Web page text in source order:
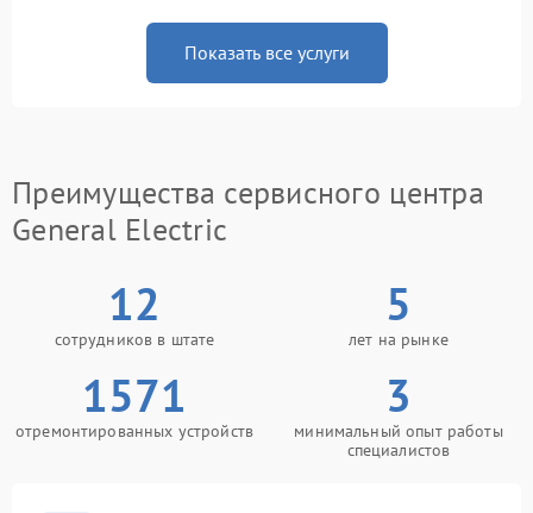
Показать все услуги
Преимущества сервисного центра
General Electric
12
сотрудников в штате
5
лет на рынке
1571
отремонтированных устройств
3
минимальный опыт работы
специалистов